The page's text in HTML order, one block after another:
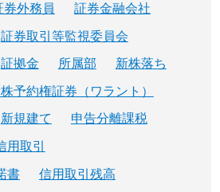
券外務員 証券金融会社
証券取引等監視委員会
証拠金 所属部 新株落ち
予約権証券（ワラント）
新規建て 申告分離課税
用取引
書 信用取引残高